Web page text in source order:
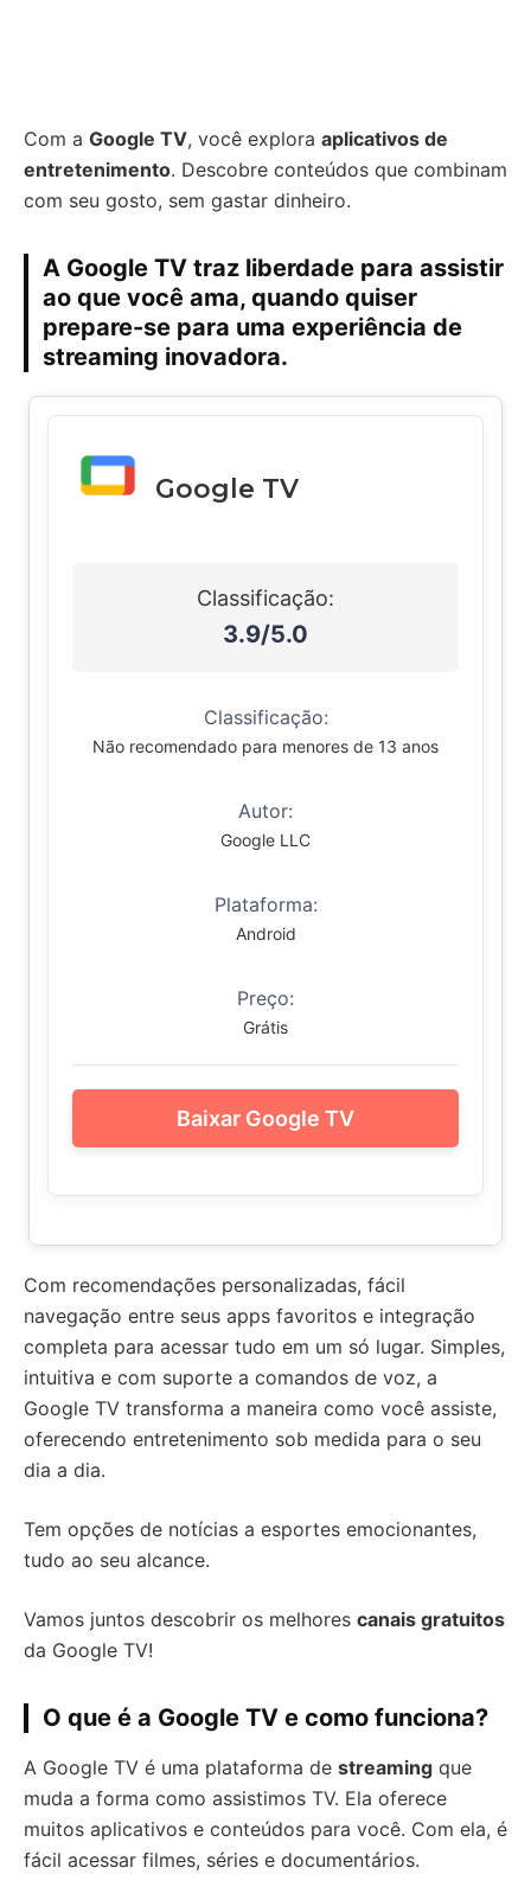
Com a Google TV, você explora aplicativos de
entretenimento. Descobre conteúdos que combinam
com seu gosto, sem gastar dinheiro.
A Google TV traz liberdade para assistir
ao que você ama, quando quiser
prepare-se para uma experiência de
streaming inovadora.
Google TV
Classificação:
3.9/5.0
Classificação:
Não recomendado para menores de 13 anos
Autor:
Google LLC
Plataforma:
Android
Preço:
Grátis
Baixar Google TV
Com recomendações personalizadas, fácil
navegação entre seus apps favoritos e integração
completa para acessar tudo em um só lugar. Simples,
intuitiva e com suporte a comandos de voz, a
Google TV transforma a maneira como você assiste,
oferecendo entretenimento sob medida para o seu
dia a dia.
Tem opções de notícias a esportes emocionantes,
tudo ao seu alcance.
Vamos juntos descobrir os melhores canais gratuitos
da Google TV!
O que é a Google TV e como funciona?
A Google TV é uma plataforma de streaming que
muda a forma como assistimos TV. Ela oferece
muitos aplicativos e conteúdos para você. Com ela, é
fácil acessar filmes, séries e documentários.